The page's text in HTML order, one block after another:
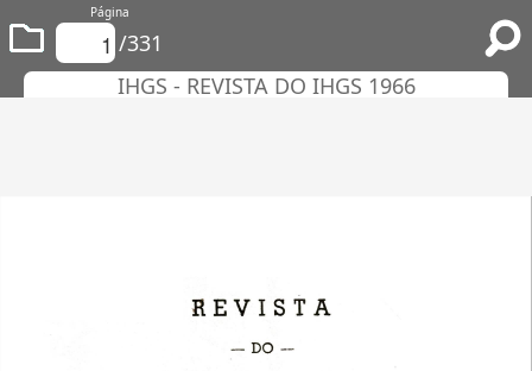
Página
/331
IHGS - REVISTA DO IHGS 1966